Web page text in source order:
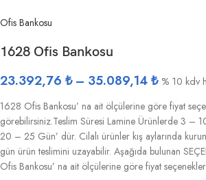
Ofis Bankosu
1628 Ofis Bankosu
23.392,76 ₺ – 35.089,14₺ % 10 kdv
1628 Ofis Bankosu’ na ait ölçülerine göre fiyat
görebilirsiniz.Teslim Süresi Lamine Ürünlerde 3 –
20 – 25 Gün’ dür. Cilalı ürünler kış aylarında
gün ürün teslimini uzayabilir. Aşağıda bulunan
Ofis Bankosu’ na ait ölçülerine göre fiyat